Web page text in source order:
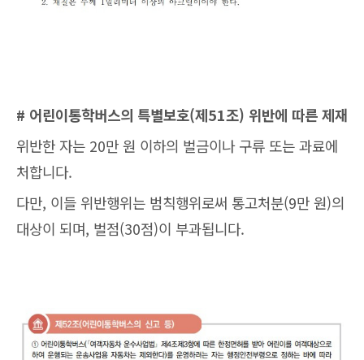
# 어린이통학버스의 특별보호(제51조) 위반에 따른 제재
위반한 자는 20만 원 이하의 벌금이나 구류 또는 과료에
처합니다.
다만, 이들 위반행위는 범칙행위로써 통고처분(9만 원)의
대상이 되며, 벌점(30점)이 부과됩니다.